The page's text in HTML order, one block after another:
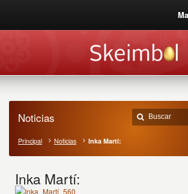
Noticias
Principal Noticias Inka Martí:
Inka Martí: